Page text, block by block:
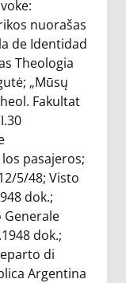
nuorašas
de Identidad
Theologia
„Mūsų
Fakultat
pasajeros;
5/48; Visto
dok.;
Generale
dok.;
di
Argentina